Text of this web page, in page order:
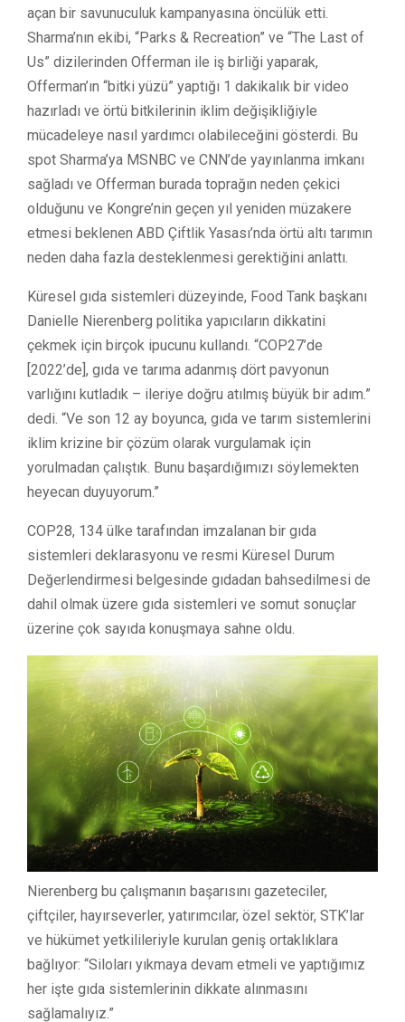
açan bir savunuculuk kampanyasına öncülük etti.
Sharma’nın ekibi, “Parks & Recreation” ve “The Last of
Us” dizilerinden Offerman ile iş birliği yaparak,
Offerman’ın “bitki yüzü” yaptığı 1 dakikalık bir video
hazırladı ve örtü bitkilerinin iklim değişikliğiyle
mücadeleye nasıl yardımcı olabileceğini gösterdi. Bu
spot Sharma’ya MSNBC ve CNN’de yayınlanma imkanı
sağladı ve Offerman burada toprağın neden çekici
olduğunu ve Kongre’nin geçen yıl yeniden müzakere
etmesi beklenen ABD Çiftlik Yasası’nda örtü altı tarımın
neden daha fazla desteklenmesi gerektiğini anlattı.
Küresel gıda sistemleri düzeyinde, Food Tank başkanı
Danielle Nierenberg politika yapıcıların dikkatini
çekmek için birçok ipucunu kullandı. “COP27’de
[2022’de], gıda ve tarıma adanmış dört pavyonun
varlığını kutladık – ileriye doğru atılmış büyük bir adım.”
dedi. “Ve son 12 ay boyunca, gıda ve tarım sistemlerini
iklim krizine bir çözüm olarak vurgulamak için
yorulmadan çalıştık. Bunu başardığımızı söylemekten
heyecan duyuyorum.”
COP28, 134 ülke tarafından imzalanan bir gıda
sistemleri deklarasyonu ve resmi Küresel Durum
Değerlendirmesi belgesinde gıdadan bahsedilmesi de
dahil olmak üzere gıda sistemleri ve somut sonuçlar
üzerine çok sayıda konuşmaya sahne oldu.
Nierenberg bu çalışmanın başarısını gazeteciler,
çiftçiler, hayırseverler, yatırımcılar, özel sektör, STK’lar
ve hükümet yetkilileriyle kurulan geniş ortaklıklara
bağlıyor: “Siloları yıkmaya devam etmeli ve yaptığımız
her işte gıda sistemlerinin dikkate alınmasını
sağlamalıyız.”